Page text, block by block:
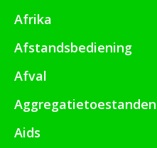
Afrika
Afstandsbediening
Afval
Aggregatietoestanden
Aids